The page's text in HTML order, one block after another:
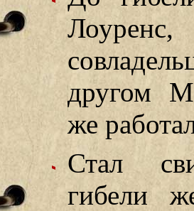
другом
же
Стал
гибели